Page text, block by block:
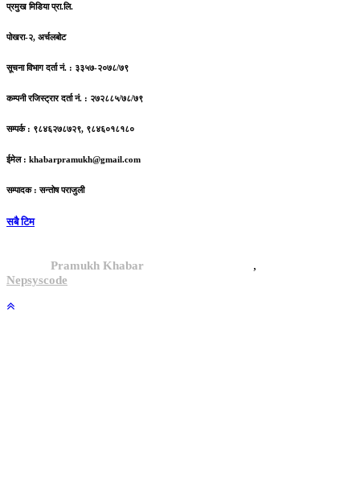
प्रमुख मिडिया प्रा.लि.
पोखरा-२, अर्चलबोट
सूचना विभाग दर्ता नं. : ३३५७-२०७८/७९
कम्पनी रजिस्ट्रार दर्ता नं. : २७२८८५/७८/७९
सम्पर्क : ९८४६२७८७२९, ९८४६०१८१८०
ईमेल : khabarpramukh@gmail.com
सम्पादक : सन्तोष पराजुली
सबै टिम
Pramukh Khabar, All rights reserved. ,
Nepsyscode